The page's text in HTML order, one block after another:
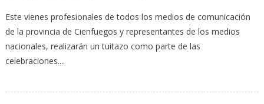
Este vienes profesionales de todos los medios de comunicación
de la provincia de Cienfuegos y representantes de los medios
nacionales, realizarán un tuitazo como parte de las
celebraciones....